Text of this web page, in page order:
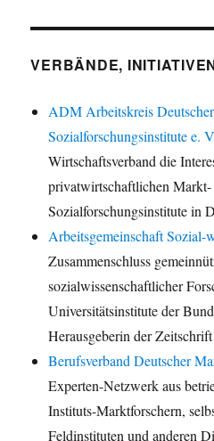
VERBÄNDE,
ADM Arbeitskreis
Sozialforschungsinstitute e.
Wirtschaftsverband die
privatwirtschaftlichen Markt-
Sozialforschungsinstitute in
Arbeitsgemeinschaft Sozial-
Zusammenschluss
sozialwissenschaftlicher
Universitätsinstitute der
Herausgeberin der
Berufsverband Deutscher
Experten-Netzwerk aus
Instituts-Marktforschern,
Feldinstituten und anderen